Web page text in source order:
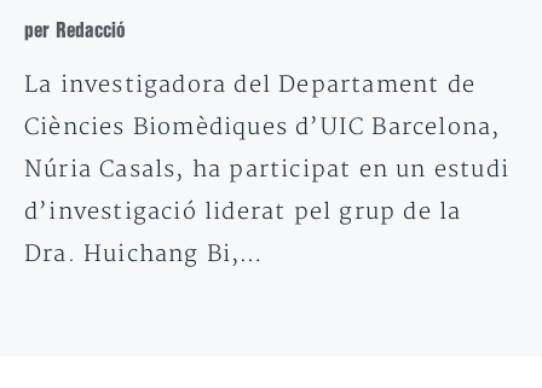
per Redacció
La investigadora del Departament de
Ciències Biomèdiques d’UIC Barcelona, ​​
Núria Casals, ha participat en un estudi
d’investigació liderat pel grup de la
Dra. Huichang Bi,…